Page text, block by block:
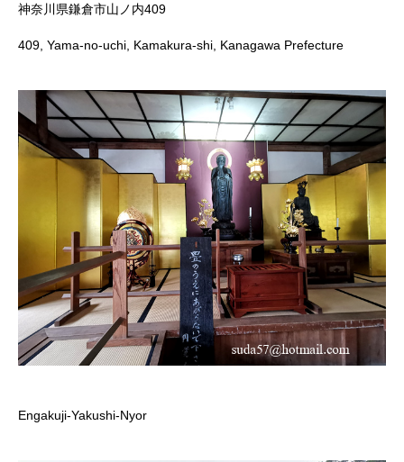
神奈川県鎌倉市山ノ内409
409, Yama-no-uchi, Kamakura-shi, Kanagawa Prefecture
Engakuji-Yakushi-Nyor